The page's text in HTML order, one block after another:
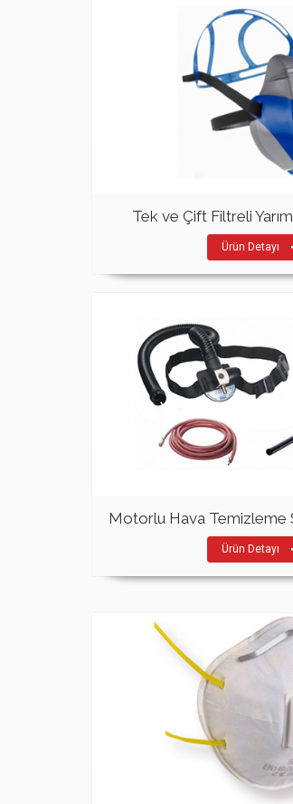
Tek ve Çift Filtreli
Ürün Detayı
Motorlu Hava Temizleme
Ürün Detayı